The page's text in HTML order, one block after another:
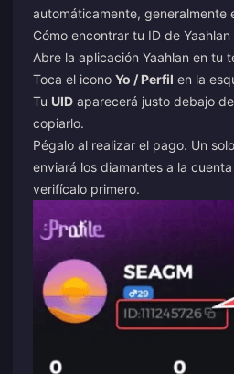
automáticamente, generalmente
Cómo encontrar tu ID de Yaahlan
Abre la aplicación Yaahlan en tu
Toca el icono Yo / Perfil en la
Tu UID aparecerá justo debajo
copiarlo.
Pégalo al realizar el pago. Un
enviará los diamantes a la
verifícalo primero.